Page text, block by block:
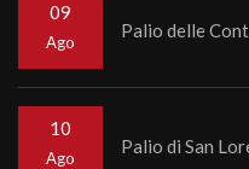
09
Ago
Palio delle
10
Ago
Palio di San